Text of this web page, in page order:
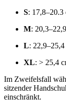
S:
M:
L:
XL: > 25,4
Im Zweifelsfall
sitzender
einschränkt.